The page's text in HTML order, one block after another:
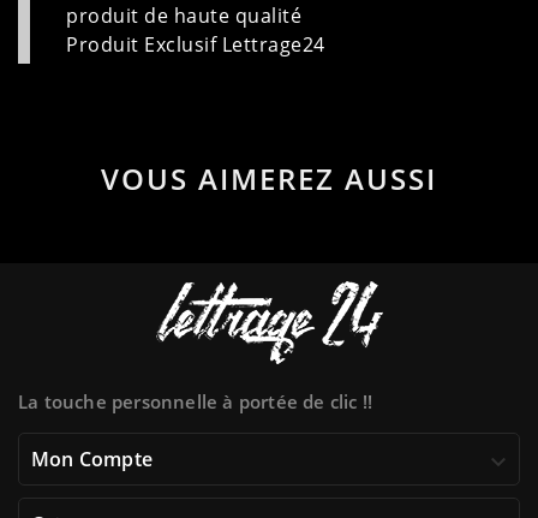
produit de haute qualité
Produit Exclusif Lettrage24
VOUS AIMEREZ AUSSI
La touche personnelle à portée de clic !!
Mon Compte 